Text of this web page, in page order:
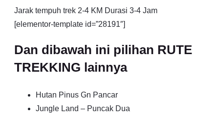
Jarak tempuh trek 2-4 KM Durasi 3-4 Jam
[elementor-template id=”28191″]
Dan dibawah ini pilihan RUTE
TREKKING lainnya
Hutan Pinus Gn Pancar
Jungle Land – Puncak Dua